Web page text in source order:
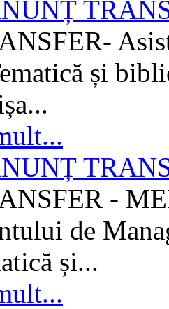
și
-
de
și...